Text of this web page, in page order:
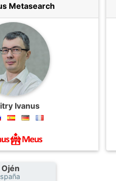
Metasearch
Ivanus